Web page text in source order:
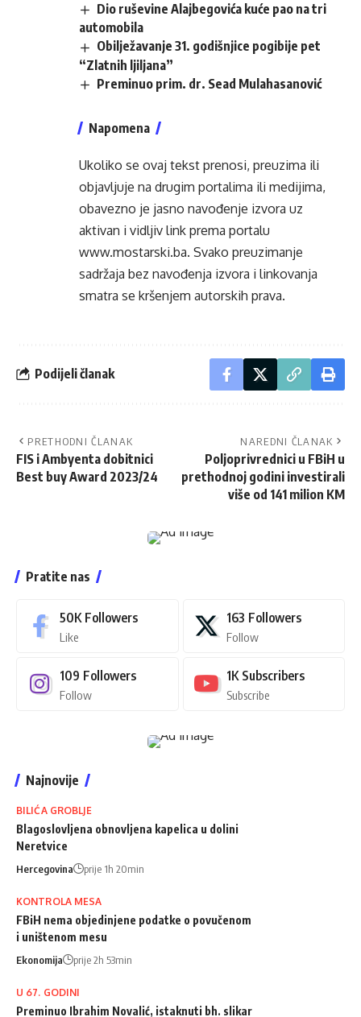
Dio ruševine Alajbegovića kuće pao na tri
automobila
Obilježavanje 31. godišnjice pogibije pet
“Zlatnih ljiljana”
Preminuo prim. dr. Sead Mulahasanović
Napomena
Ukoliko se ovaj tekst prenosi, preuzima ili
objavljuje na drugim portalima ili medijima,
obavezno je jasno navođenje izvora uz
aktivan i vidljiv link prema portalu
www.mostarski.ba. Svako preuzimanje
sadržaja bez navođenja izvora i linkovanja
smatra se kršenjem autorskih prava.
Podijeli članak
PRETHODNI ČLANAK
FIS i Ambyenta dobitnici
Best buy Award 2023/24
NAREDNI ČLANAK
Poljoprivrednici u FBiH u
prethodnoj godini investirali
više od 141 milion KM
Pratite nas
50K Followers
Like
163 Followers
Follow
109 Followers
Follow
1K Subscribers
Subscribe
Najnovije
BILIĆA GROBLJE
Blagoslovljena obnovljena kapelica u dolini
Neretvice
Hercegovina prije 1h 20min
KONTROLA MESA
FBiH nema objedinjene podatke o povučenom
i uništenom mesu
Ekonomija prije 2h 53min
U 67. GODINI
Preminuo Ibrahim Novalić, istaknuti bh. slikar